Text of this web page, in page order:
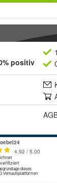
positiv